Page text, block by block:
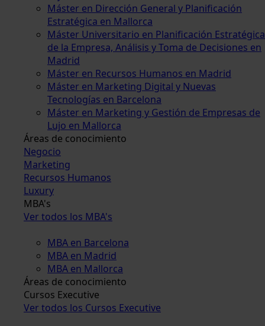
Máster en Dirección General y Planificación
Estratégica en Mallorca
Máster Universitario en Planificación Estratégica
de la Empresa, Análisis y Toma de Decisiones en
Madrid
Máster en Recursos Humanos en Madrid
Máster en Marketing Digital y Nuevas
Tecnologías en Barcelona
Máster en Marketing y Gestión de Empresas de
Lujo en Mallorca
Áreas de conocimiento
Negocio
Marketing
Recursos Humanos
Luxury
MBA's
Ver todos los MBA's
MBA en Barcelona
MBA en Madrid
MBA en Mallorca
Áreas de conocimiento
Cursos Executive
Ver todos los Cursos Executive